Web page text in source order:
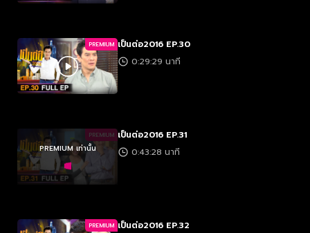
PREMIUM เป็นต่อ2016 EP.30
0:29:29 นาที
PREMIUM
PREMIUM เท่านั้น
เป็นต่อ2016 EP.31
0:43:28 นาที
PREMIUM เป็นต่อ2016 EP.32